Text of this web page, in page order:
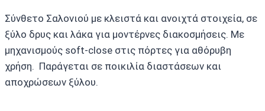
Σύνθετο Σαλονιού με κλειστά και ανοιχτά στοιχεία, σε
ξύλο δρυς και λάκα για μοντέρνες διακοσμήσεις. Με
μηχανισμούς soft-close στις πόρτες για αθόρυβη
χρήση. Παράγεται σε ποικιλία διαστάσεων και
αποχρώσεων ξύλου.